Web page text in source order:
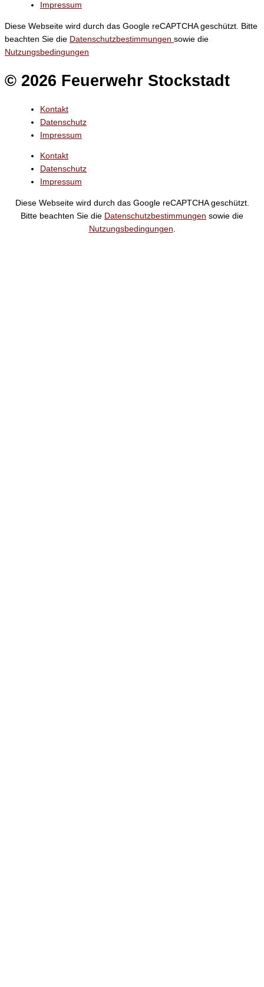
Impressum
Diese Webseite wird durch das Google reCAPTCHA geschützt. Bitte
beachten Sie die Datenschutzbestimmungen sowie die
Nutzungsbedingungen
© 2026 Feuerwehr Stockstadt
Kontakt
Datenschutz
Impressum
Kontakt
Datenschutz
Impressum
Diese Webseite wird durch das Google reCAPTCHA geschützt.
Bitte beachten Sie die Datenschutzbestimmungen sowie die
Nutzungsbedingungen.